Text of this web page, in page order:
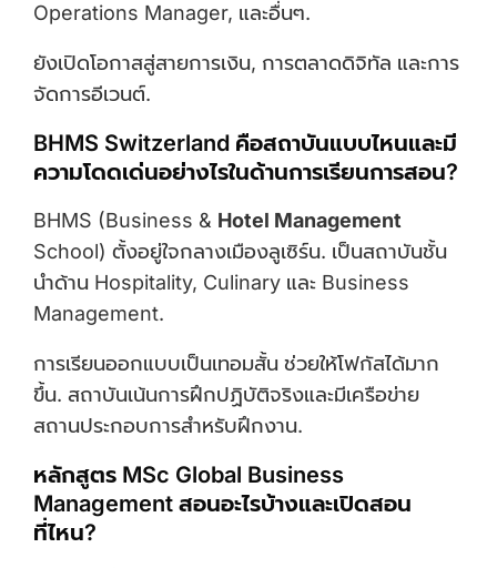
Operations Manager, และอื่นๆ.
ยังเปิดโอกาสสู่สายการเงิน, การตลาดดิจิทัล และการ
จัดการอีเวนต์.
BHMS Switzerland คือสถาบันแบบไหนและมี
ความโดดเด่นอย่างไรในด้านการเรียนการสอน?
BHMS (Business & Hotel Management
School) ตั้งอยู่ใจกลางเมืองลูเซิร์น. เป็นสถาบันชั้น
นำด้าน Hospitality, Culinary และ Business
Management.
การเรียนออกแบบเป็นเทอมสั้น ช่วยให้โฟกัสได้มาก
ขึ้น. สถาบันเน้นการฝึกปฏิบัติจริงและมีเครือข่าย
สถานประกอบการสำหรับฝึกงาน.
หลักสูตร MSc Global Business
Management สอนอะไรบ้างและเปิดสอน
ที่ไหน?